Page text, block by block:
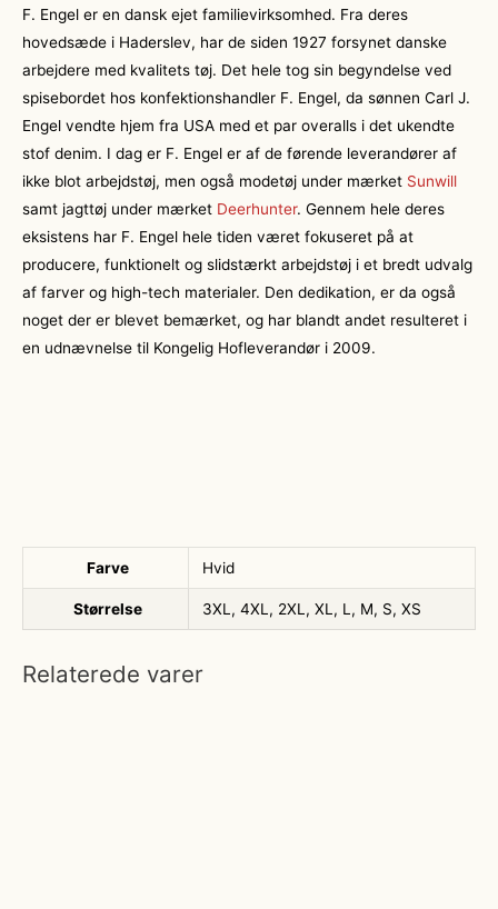
F. Engel er en dansk ejet familievirksomhed. Fra deres
hovedsæde i Haderslev, har de siden 1927 forsynet danske
arbejdere med kvalitets tøj. Det hele tog sin begyndelse ved
spisebordet hos konfektionshandler F. Engel, da sønnen Carl J.
Engel vendte hjem fra USA med et par overalls i det ukendte
stof denim. I dag er F. Engel er af de førende leverandører af
ikke blot arbejdstøj, men også modetøj under mærket Sunwill
samt jagttøj under mærket Deerhunter. Gennem hele deres
eksistens har F. Engel hele tiden været fokuseret på at
producere, funktionelt og slidstærkt arbejdstøj i et bredt udvalg
af farver og high-tech materialer. Den dedikation, er da også
noget der er blevet bemærket, og har blandt andet resulteret i
en udnævnelse til Kongelig Hofleverandør i 2009.
Farve Hvid
Størrelse 3XL, 4XL, 2XL, XL, L, M, S, XS
Relaterede varer